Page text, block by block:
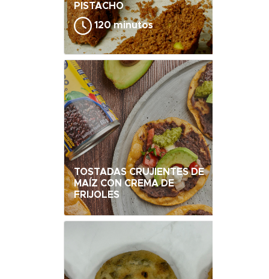
PISTACHO
120 minutos
TOSTADAS CRUJIENTES DE
MAÍZ CON CREMA DE
FRIJOLES